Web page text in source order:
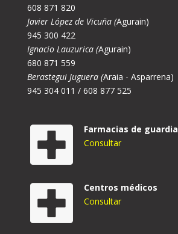
608 871 820
Javier López de Vicuña (Agurain)
945 300 422
Ignacio Lauzurica (Agurain)
680 871 559
Berastegui Juguera (Araia - Asparrena)
945 304 011 / 608 877 525
Farmacias de guardia
Consultar
Centros médicos
Consultar